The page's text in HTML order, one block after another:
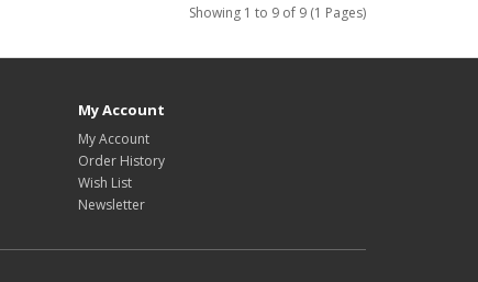
Showing 1 to 9 of 9 (1 Pages)
My Account
My Account
Order History
Wish List
Newsletter